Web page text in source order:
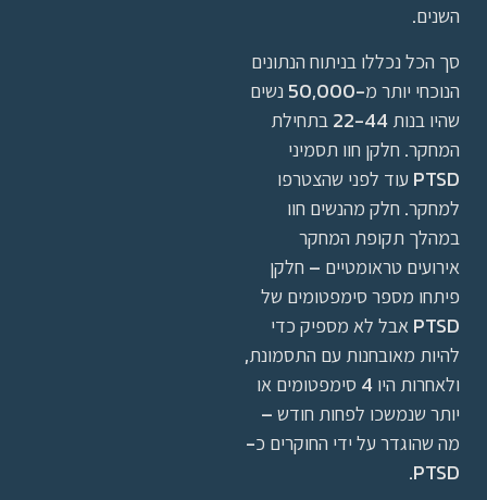
השנים.
סך הכל נכללו בניתוח הנתונים
הנוכחי יותר מ-50,000 נשים
שהיו בנות 22-44 בתחילת
המחקר. חלקן חוו תסמיני
PTSD עוד לפני שהצטרפו
למחקר. חלק מהנשים חוו
במהלך תקופת המחקר
אירועים טראומטיים – חלקן
פיתחו מספר סימפטומים של
PTSD אבל לא מספיק כדי
להיות מאובחנות עם התסמונת,
ולאחרות היו 4 סימפטומים או
יותר שנמשכו לפחות חודש –
מה שהוגדר על ידי החוקרים כ-
PTSD.